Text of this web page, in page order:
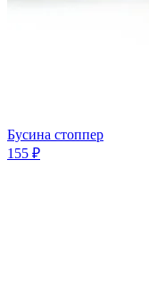
Бусина стоппер
155 ₽